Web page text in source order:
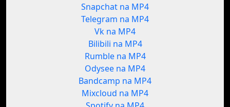
Snapchat na MP4
Telegram na MP4
Vk na MP4
Bilibili na MP4
Rumble na MP4
Odysee na MP4
Bandcamp na MP4
Mixcloud na MP4